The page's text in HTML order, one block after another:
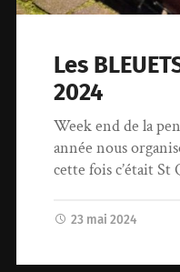
Les
2024
Week end de la
année nous
cette fois c’était
23 mai 2024